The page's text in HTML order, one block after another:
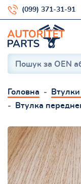
(099) 371-31-91
Головна
Втулка